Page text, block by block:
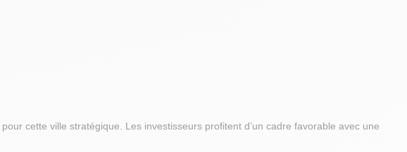
cette ville stratégique. Les investisseurs profitent d’un cadre favorable avec une